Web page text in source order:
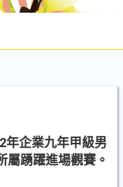
年企業九年甲級男
屬踴躍進場觀賽。